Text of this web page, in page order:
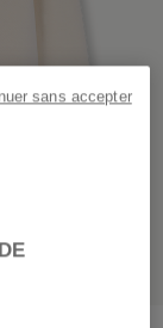
sans accepter